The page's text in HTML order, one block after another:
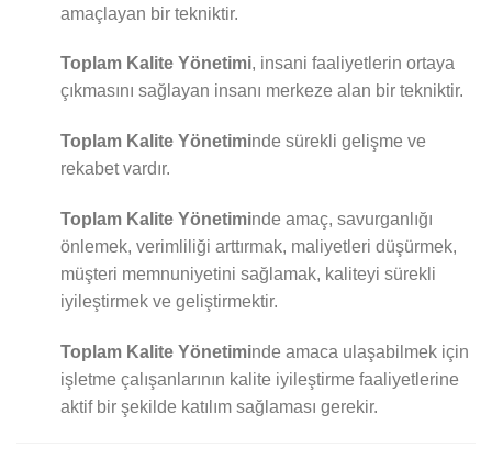
amaçlayan bir tekniktir.
Toplam Kalite Yönetimi, insani faaliyetlerin ortaya
çıkmasını sağlayan insanı merkeze alan bir tekniktir.
Toplam Kalite Yönetiminde sürekli gelişme ve
rekabet vardır.
Toplam Kalite Yönetiminde amaç, savurganlığı
önlemek, verimliliği arttırmak, maliyetleri düşürmek,
müşteri memnuniyetini sağlamak, kaliteyi sürekli
iyileştirmek ve geliştirmektir.
Toplam Kalite Yönetiminde amaca ulaşabilmek için
işletme çalışanlarının kalite iyileştirme faaliyetlerine
aktif bir şekilde katılım sağlaması gerekir.